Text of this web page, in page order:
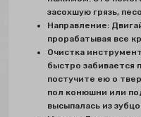
засохшую грязь,
Направление:
прорабатывая все
Очистка
быстро забивается
постучите ею о
пол конюшни или
высыпалась из